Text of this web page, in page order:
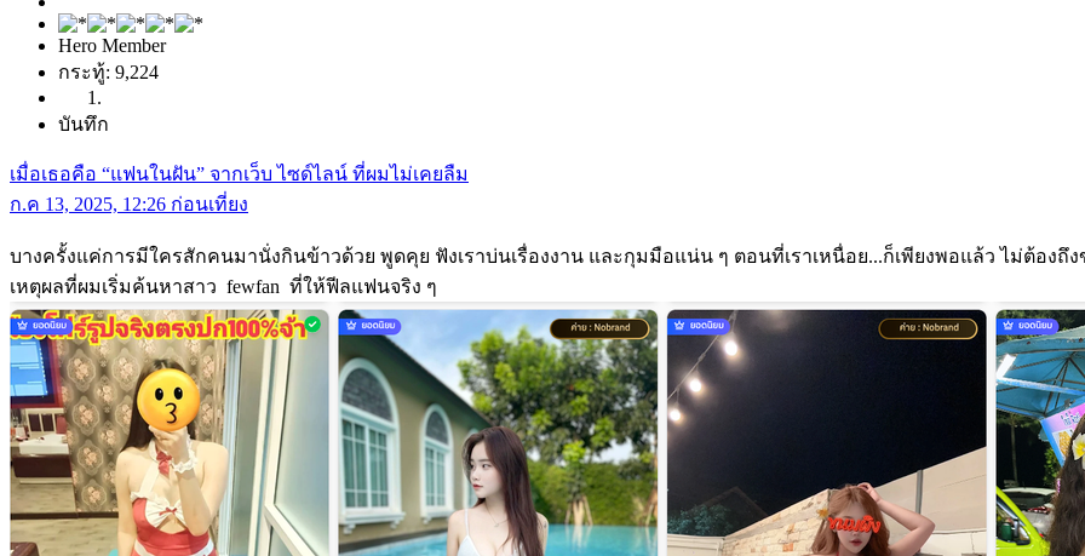
Hero Member
กระทู้: 9,224
บันทึก
เมื่อเธอคือ “แฟนในฝัน” จากเว็บ ไซด์ไลน์ ที่ผมไม่เคยลืม
ก.ค 13, 2025, 12:26 ก่อนเที่ยง
บางครั้งแค่การมีใครสักคนมานั่งกินข้าวด้วย พูดคุย ฟังเราบ่นเรื่องงาน และกุมมือแน่น ๆ ตอนที่เราเหนื่อย...ก็เพียงพอแล้ว ไม่ต้อง
เหตุผลที่ผมเริ่มค้นหาสาว fewfan ที่ให้ฟีลแฟนจริง ๆ